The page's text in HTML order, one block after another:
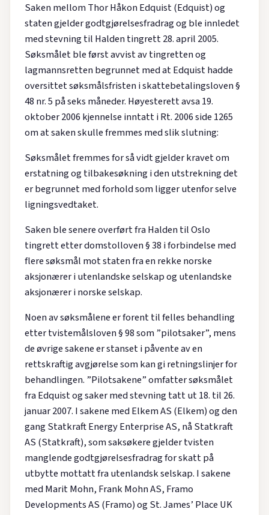
Saken mellom Thor Håkon Edquist (Edquist) og
staten gjelder godtgjørelsesfradrag og ble innledet
med stevning til Halden tingrett 28. april 2005.
Søksmålet ble først avvist av tingretten og
lagmannsretten begrunnet med at Edquist hadde
oversittet søksmålsfristen i skattebetalingsloven §
48 nr. 5 på seks måneder. Høyesterett avsa 19.
oktober 2006 kjennelse inntatt i Rt. 2006 side 1265
om at saken skulle fremmes med slik slutning:
Søksmålet fremmes for så vidt gjelder kravet om
erstatning og tilbakesøkning i den utstrekning det
er begrunnet med forhold som ligger utenfor selve
ligningsvedtaket.
Saken ble senere overført fra Halden til Oslo
tingrett etter domstolloven § 38 i forbindelse med
flere søksmål mot staten fra en rekke norske
aksjonærer i utenlandske selskap og utenlandske
aksjonærer i norske selskap.
Noen av søksmålene er forent til felles behandling
etter tvistemålsloven § 98 som ”pilotsaker”, mens
de øvrige sakene er stanset i påvente av en
rettskraftig avgjørelse som kan gi retningslinjer for
behandlingen. ”Pilotsakene” omfatter søksmålet
fra Edquist og saker med stevning tatt ut 18. til 26.
januar 2007. I sakene med Elkem AS (Elkem) og den
gang Statkraft Energy Enterprise AS, nå Statkraft
AS (Statkraft), som saksøkere gjelder tvisten
manglende godtgjørelsesfradrag for skatt på
utbytte mottatt fra utenlandsk selskap. I sakene
med Marit Mohn, Frank Mohn AS, Framo
Developments AS (Framo) og St. James’ Place UK